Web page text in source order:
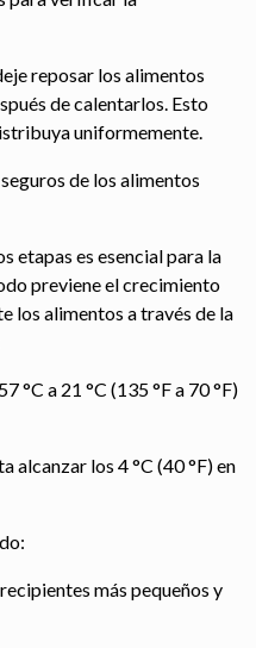
reposar los alimentos
de calentarlos. Esto
uniformemente.
de los alimentos
etapas es esencial para la
previene el crecimiento
los alimentos a través de la
°C a 21 °C (135 °F a 70 °F)
alcanzar los 4 °C (40 °F) en
más pequeños y